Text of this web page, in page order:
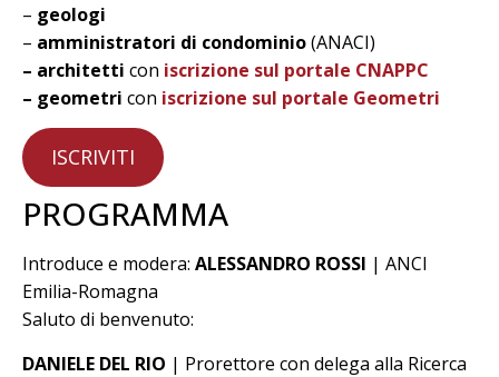
– geologi
– amministratori di condominio(ANACI)
– architetti con iscrizione sul portale CNAPPC
– geometri con iscrizione sul portale Geometri
ISCRIVITI
PROGRAMMA
Introduce e modera: ALESSANDRO ROSSI | ANCI
Emilia-Romagna
Saluto di benvenuto:
DANIELE DEL RIO | Prorettore con delega alla Ricerca